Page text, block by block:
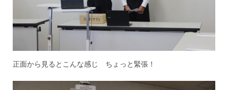
正面から見るとこんな感じ ちょっと緊張！